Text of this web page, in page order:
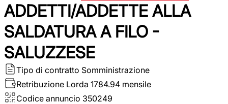
ADDETTI/ADDETTE ALLA
SALDATURA A FILO -
SALUZZESE
Tipo di contratto Somministrazione
Retribuzione Lorda 1784.94 mensile
Codice annuncio 350249